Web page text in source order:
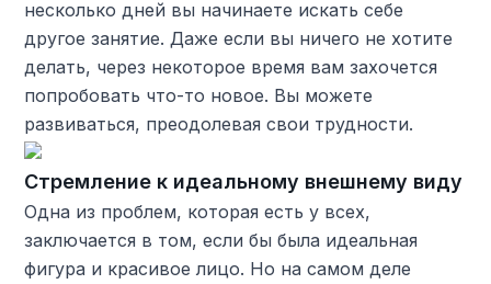
несколько дней вы начинаете искать себе
другое занятие. Даже если вы ничего не хотите
делать, через некоторое время вам захочется
попробовать что-то новое. Вы можете
развиваться, преодолевая свои трудности.
Стремление к идеальному внешнему виду
Одна из проблем, которая есть у всех,
заключается в том, если бы была идеальная
фигура и красивое лицо. Но на самом деле